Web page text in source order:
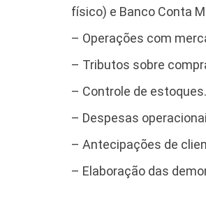
físico) e Banco Conta
– Operações com
– Tributos sobre
– Controle de estoques.
– Despesas
– Antecipações de
– Elaboração das